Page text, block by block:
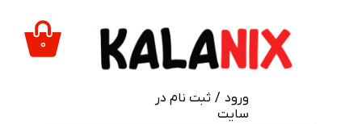
ورود / ثبت نام در
سایت
حساب کاربری من
تغییر گذر واژه
۰